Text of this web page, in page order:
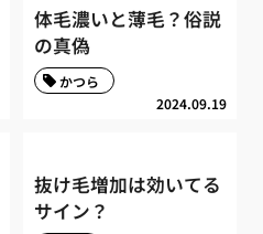
体毛濃いと薄毛？俗説
の真偽
2024.09.19
かつら
抜け毛増加は効いてる
サイン？